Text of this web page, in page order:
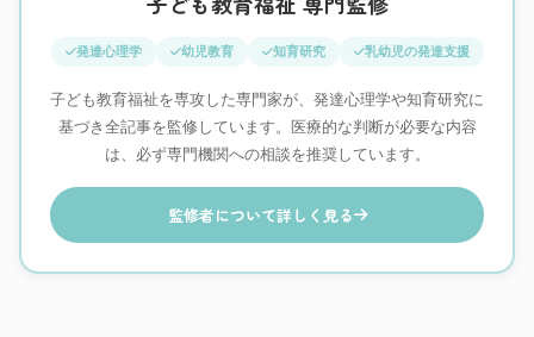
発達心理学 幼児教育 知育研究 乳幼児の発達支援
子ども教育福祉を専攻した専門家が、発達心理学や知育研究に
基づき全記事を監修しています。医療的な判断が必要な内容
は、必ず専門機関への相談を推奨しています。
監修者について詳しく見る